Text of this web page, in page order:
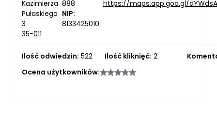
Kazimierza
Pułaskiego
3
35-011
888
NIP:
8133425010
https://maps.app.goo.gl/
Ilość odwiedzin: 522 Ilość kliknięć: 2
Ocena użytkowników: